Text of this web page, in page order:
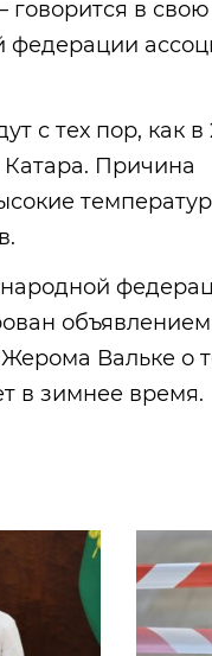
говорится в свою
с тех пор, как в
Причина
объявлением
Вальке о
в зимнее время.